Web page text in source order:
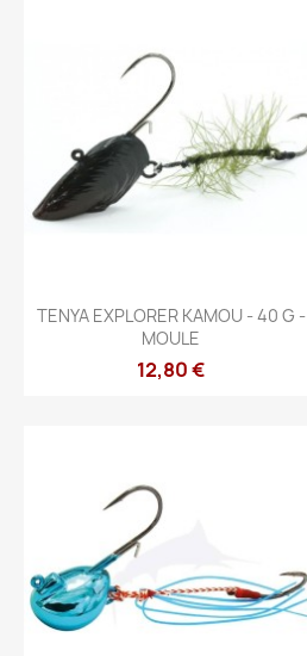
Aperçu rapide
TENYA EXPLORER KAMOU - 40 G -
MOULE
12,80 €